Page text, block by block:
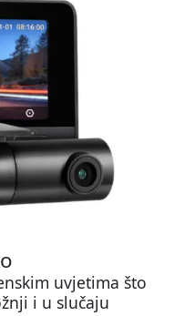
uvjetima što
i u slučaju